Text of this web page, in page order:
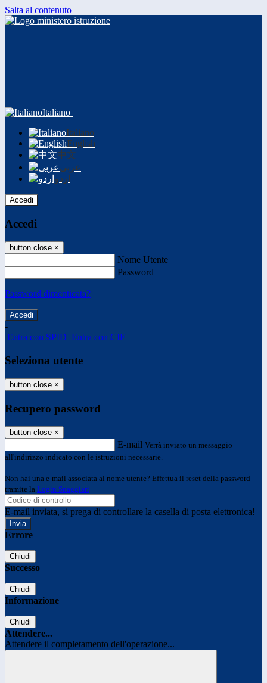
Salta al contenuto
Italiano
Italiano
English
中文
عربى
اردو
Accedi
Accedi
button close ×
Nome Utente
Password
Password dimenticata?
-
Entra con SPID Entra con CIE
Seleziona utente
button close ×
Recupero password
button close ×
E-mail Verrà inviato un messaggio
all'indirizzo indicato con le istruzioni necessarie.
Non hai una e-mail associata al nome utente? Effettua il reset della password
tramite la Login Spaggiari
E-mail inviata, si prega di controllare la casella di posta elettronica!
Errore
Chiudi
Successo
Chiudi
Informazione
Chiudi
Attendere...
Attendere il completamento dell'operazione...